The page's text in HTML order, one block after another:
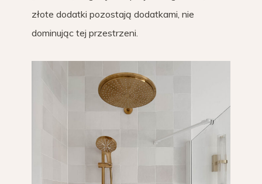
złote dodatki pozostają dodatkami, nie
dominując tej przestrzeni.